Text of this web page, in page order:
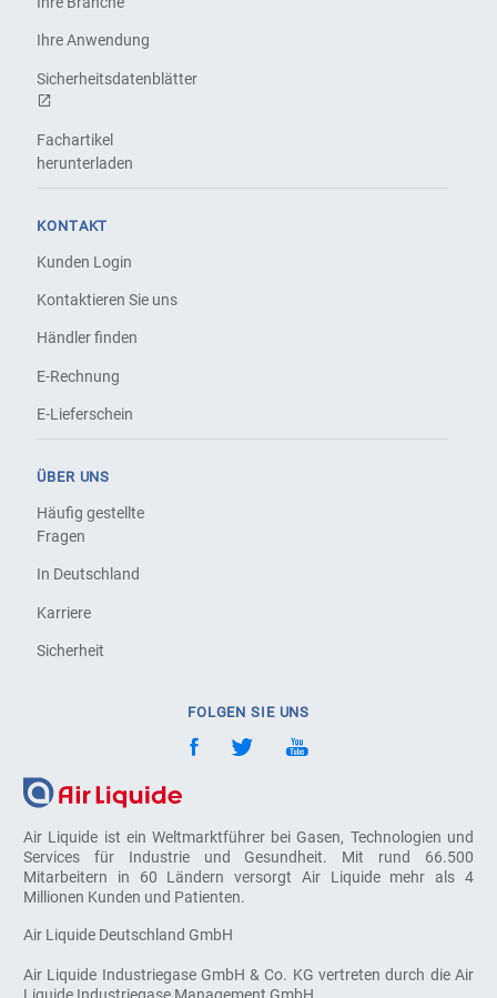
Air Liquide ist ein Weltmarktführer bei Gasen, Technologien und
Services für Industrie und Gesundheit. Mit rund 66.500
Mitarbeitern in 60 Ländern versorgt Air Liquide mehr als 4
Millionen Kunden und Patienten.
Air Liquide Deutschland GmbH
Air Liquide Industriegase GmbH & Co. KG vertreten durch die Air
Ihre Anwendung
Sicherheitsdatenblätter
Fachartikel
herunterladen
KONTAKT
Kunden Login
Kontaktieren Sie uns
Händler finden
E-Rechnung
E-Lieferschein
ÜBER UNS
Häufig gestellte
Fragen
In Deutschland
Karriere
Sicherheit
FOLGEN SIE UNS